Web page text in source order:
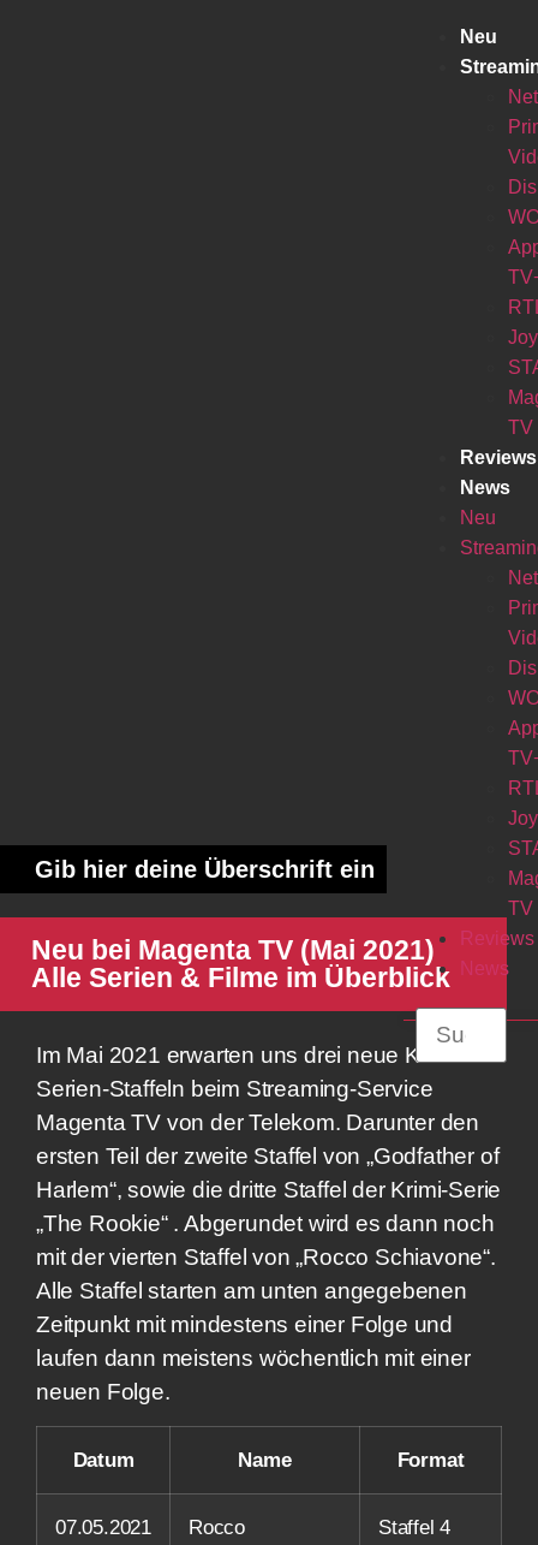
Neu
TV
Reviews
News
Neu
TV
Reviews
News
Gib hier deine Überschrift ein
Neu bei Magenta TV (Mai 2021)
Alle Serien & Filme im Überblick
Im Mai 2021 erwarten uns drei neue Krimi
Serien-Staffeln beim Streaming-Service
Magenta TV von der Telekom. Darunter den
ersten Teil der zweite Staffel von „Godfather of
Harlem“, sowie die dritte Staffel der Krimi-Serie
„The Rookie“ . Abgerundet wird es dann noch
mit der vierten Staffel von „Rocco Schiavone“.
Alle Staffel starten am unten angegebenen
Zeitpunkt mit mindestens einer Folge und
laufen dann meistens wöchentlich mit einer
neuen Folge.
Datum Name Format
07.05.2021
Rocco
Staffel 4